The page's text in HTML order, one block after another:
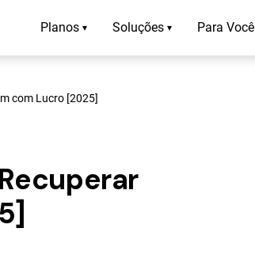
Planos ▾ Soluções ▾ Para Você
com Lucro [2025]